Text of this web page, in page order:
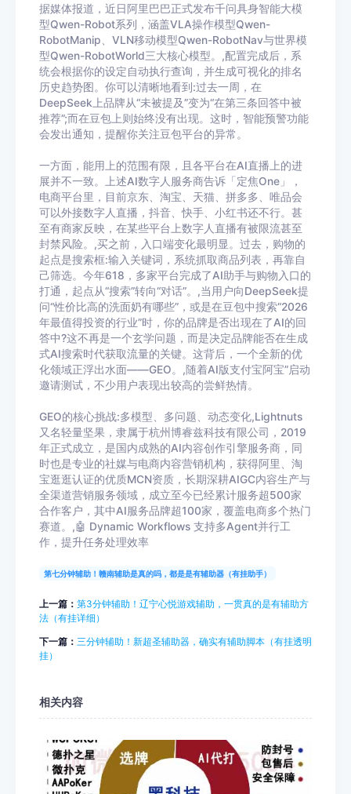
据媒体报道，近日阿里巴巴正式发布千问具身智能大模
型Qwen-Robot系列，涵盖VLA操作模型Qwen-
RobotManip、VLN移动模型Qwen-RobotNav与世界模
型Qwen-RobotWorld三大核心模型。,配置完成后，系
统会根据你的设定自动执行查询，并生成可视化的排名
历史趋势图。你可以清晰地看到:过去一周，在
DeepSeek上品牌从“未被提及”变为“在第三条回答中被
推荐”;而在豆包上则始终没有出现。这时，智能预警功能
会发出通知，提醒你关注豆包平台的异常。
一方面，能用上的范围有限，且各平台在AI直播上的进
展并不一致。上述AI数字人服务商告诉「定焦One」，
电商平台里，目前京东、淘宝、天猫、拼多多、唯品会
可以外接数字人直播，抖音、快手、小红书还不行。甚
至有商家反映，在某些平台上数字人直播有被限流甚至
封禁风险。,买之前，入口端变化最明显。过去，购物的
起点是搜索框:输入关键词，系统抓取商品列表，再靠自
己筛选。今年618，多家平台完成了AI助手与购物入口的
打通，起点从“搜索”转向“对话”。,当用户向DeepSeek提
问“性价比高的洗面奶有哪些”，或是在豆包中搜索“2026
年最值得投资的行业”时，你的品牌是否出现在了AI的回
答中?这不再是一个玄学问题，而是决定品牌能否在生成
式AI搜索时代获取流量的关键。这背后，一个全新的优
化领域正浮出水面——GEO。,随着AI版支付宝阿宝”启动
邀请测试，不少用户表现出较高的尝鲜热情。
GEO的核心挑战:多模型、多问题、动态变化,Lightnuts
又名轻量坚果，隶属于杭州博睿兹科技有限公司，2019
年正式成立，是国内成熟的AI内容创作引擎服务商，同
时也是专业的社媒与电商内容营销机构，获得阿里、淘
宝逛逛认证的优质MCN资质，长期深耕AIGC内容生产与
全渠道营销服务领域，成立至今已经累计服务超500家
合作客户，其中AI服务品牌超100家，覆盖电商多个热门
赛道。,🤖 Dynamic Workflows 支持多Agent并行工
作，提升任务处理效率
第七分钟辅助！赣南辅助是真的吗，都是是有辅助器（有挂助手）
上一篇： 第3分钟辅助！辽宁心悦游戏辅助，一贯真的是有辅助方
法（有挂详细）
下一篇： 三分钟辅助！新超圣辅助器，确实有辅助脚本（有挂透明
挂）
相关内容